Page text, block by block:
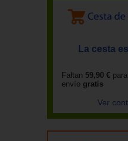
La cesta
Faltan 59,90 €
envío gratis
Ver